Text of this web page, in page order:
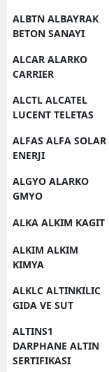
ALBTN ALBAYRAK
BETON SANAYI
ALCAR ALARKO
CARRIER
ALCTL ALCATEL
LUCENT TELETAS
ALFAS ALFA SOLAR
ENERJI
ALGYO ALARKO
GMYO
ALKA ALKIM KAGIT
ALKIM ALKIM
KIMYA
ALKLC ALTINKILIC
GIDA VE SUT
ALTINS1
DARPHANE ALTIN
SERTIFIKASI